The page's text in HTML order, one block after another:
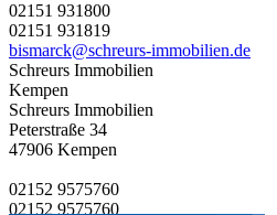
02151 931800
02151 931819
bismarck@schreurs-immobilien.de
Schreurs Immobilien
Kempen
Schreurs Immobilien
Peterstraße 34
47906 Kempen
02152 9575760
02152 9575760